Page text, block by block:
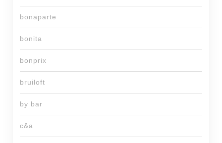
bonaparte
bonita
bonprix
bruiloft
by bar
c&a